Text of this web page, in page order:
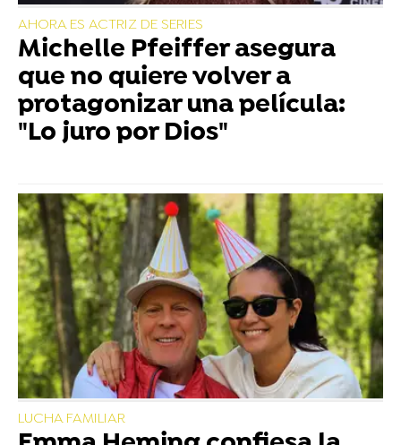
AHORA ES ACTRIZ DE SERIES
Michelle Pfeiffer asegura
que no quiere volver a
protagonizar una película:
"Lo juro por Dios"
LUCHA FAMILIAR